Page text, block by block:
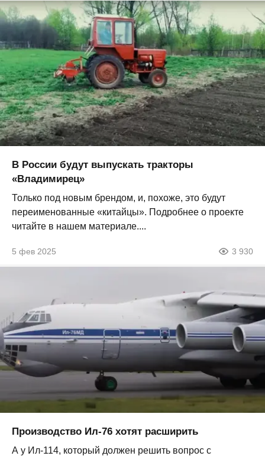
В России будут выпускать тракторы
«Владимирец»
Только под новым брендом, и, похоже, это будут
переименованные «китайцы». Подробнее о проекте
читайте в нашем материале....
5 фев 2025 3 930
Производство Ил-76 хотят расширить
А у Ил-114, который должен решить вопрос с